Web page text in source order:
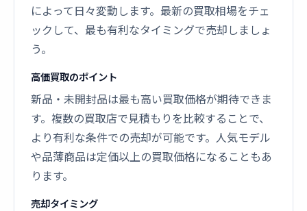
によって日々変動します。最新の買取相場をチェ
ックして、最も有利なタイミングで売却しましょ
う。
高価買取のポイント
新品・未開封品は最も高い買取価格が期待できま
す。複数の買取店で見積もりを比較することで、
より有利な条件での売却が可能です。人気モデル
や品薄商品は定価以上の買取価格になることもあ
ります。
売却タイミング